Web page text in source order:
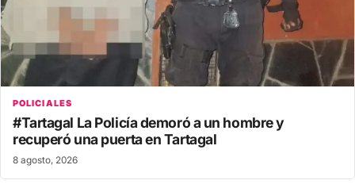
POLICIALES
#Tartagal La Policía demoró a un hombre y
recuperó una puerta en Tartagal
8 agosto, 2026